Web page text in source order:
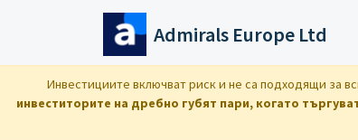
Преминете към основното съдържание
Admirals Europe Ltd
Инвестициите включват риск и не са подходящи за
инвеститорите на дребно губят пари, когато